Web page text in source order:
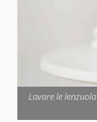
Lavare le